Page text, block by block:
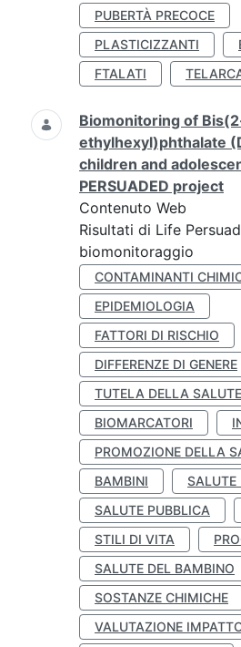
PUBERTÀ PRECOCE
PLASTICIZZANTI
FTALATI
Biomonitoring of
ethylhexyl)phthalate
children and
PERSUADED project
Contenuto Web
Risultati di Life
biomonitoraggio
CONTAMINANTI
EPIDEMIOLOGIA
FATTORI DI RISCHIO
DIFFERENZE DI GENERE
TUTELA DELLA SALUTE
BIOMARCATORI
PROMOZIONE DELLA
BAMBINI
SALUTE
SALUTE PUBBLICA
STILI DI VITA
SALUTE DEL BAMBINO
SOSTANZE CHIMICHE
VALUTAZIONE